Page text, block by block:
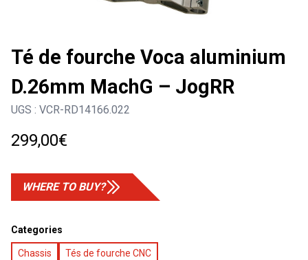
Té de fourche Voca aluminium
D.26mm MachG – JogRR
UGS : VCR-RD14166.022
299,00€
WHERE TO BUY?
Categories
Chassis Tés de fourche CNC